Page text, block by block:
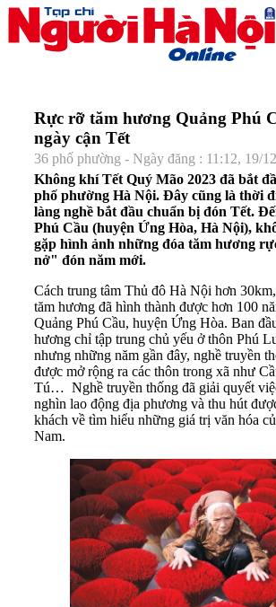
Rực rỡ tăm hương Quảng Phú
ngày cận Tết
36 phố phường - Ngày đăng : 11:12, 19/
Không khí Tết Quý Mão 2023 đã bắt
phố phường Hà Nội. Đây cũng là thời
làng nghề bắt đầu chuẩn bị đón Tết.
Phú Cầu (huyện Ứng Hòa, Hà Nội),
gặp hình ảnh những đóa tăm hương
nở" đón năm mới.
Cách trung tâm Thủ đô Hà Nội hơn
tăm hương đã hình thành được hơn 100
Quảng Phú Cầu, huyện Ứng Hòa. Ban
hương chỉ tập trung chủ yếu ở thôn Phú
nhưng những năm gần đây, nghề truyền
được mở rộng ra các thôn trong xã như
Tú… Nghề truyền thống đã giải quyết
nghìn lao động địa phương và thu hút
khách về tìm hiểu những giá trị văn hóa
Nam.